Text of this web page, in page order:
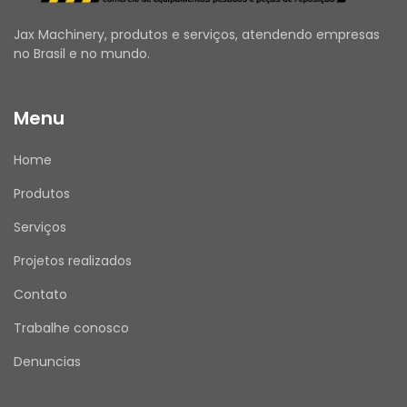
Utilize o campo de Perguntas e Respostas
para esclarecer todas as suas dúvidas.
Verifique se seus dados de entrega e cadastro
APÓS A COMPRA
sua experiência de compra conosco. Sua
ATENDIMENTO
Nosso horário de atendimento é de segunda a
Jax Machinery, produtos e serviços, atendendo empresas
no Brasil e no mundo.
Menu
Home
Produtos
Serviços
Projetos realizados
Contato
Trabalhe conosco
Denuncias